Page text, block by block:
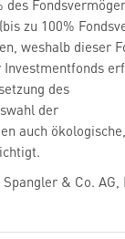
zu 100%
weshalb dieser
Investmentfonds
des
der
auch
& Co. AG,